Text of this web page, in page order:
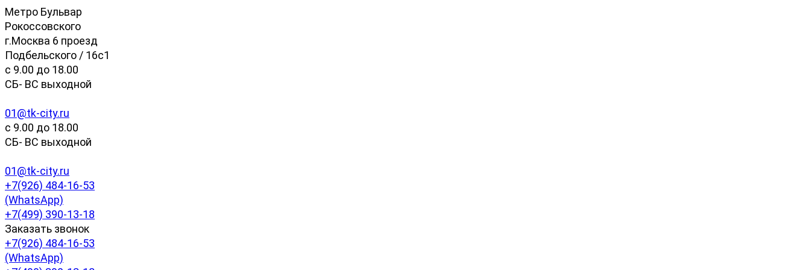
Метро Бульвар
Рокоссовского
г.Москва 6 проезд
Подбельского / 16с1
c 9.00 до 18.00
СБ- ВС выходной
01@tk-city.ru
c 9.00 до 18.00
СБ- ВС выходной
01@tk-city.ru
+7(926) 484-16-53
(WhatsApp)
+7(499) 390-13-18
Заказать звонок
+7(926) 484-16-53
(WhatsApp)